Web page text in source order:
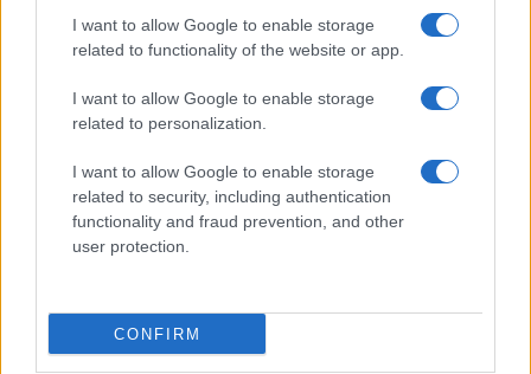
I want to allow Google to enable storage
related to functionality of the website or app.
I want to allow Google to enable storage
related to personalization.
I want to allow Google to enable storage
related to security, including authentication
functionality and fraud prevention, and other
user protection.
CONFIRM
bistrattata immunità naturale ha accelerato di
molto quel processo di co-adattamento che da noi
è stato rallentato proprio a causa delle dissennate
restrizioni sanitarie che ci hanno imposto a partire
Per approfondire
Commissione Covid, Burioni non demorde:
“Rigurgito oscurantista”